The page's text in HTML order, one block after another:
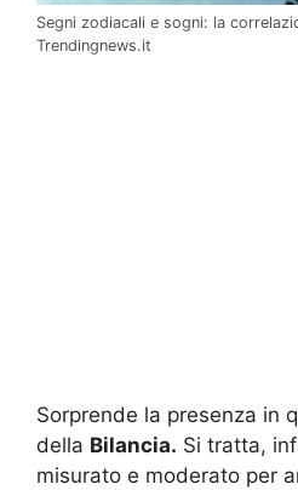
Segni zodiacali e sogni: la
Trendingnews.it
Sorprende la presenza in
della Bilancia. Si tratta,
misurato e moderato per